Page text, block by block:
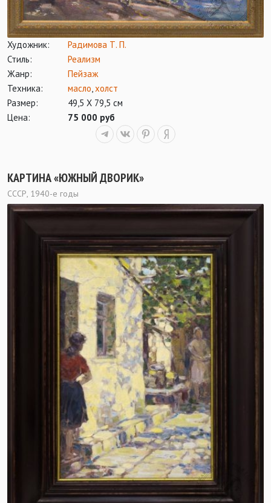
Художник:
Радимова Т. П.
Стиль:
Реализм
Жанр:
Пейзаж
Техника:
масло,холст
Размер:
49,5 Х 79,5 см
Цена:
75 000 руб
КАРТИНА «ЮЖНЫЙ ДВОРИК»
СССР, 1940-е годы